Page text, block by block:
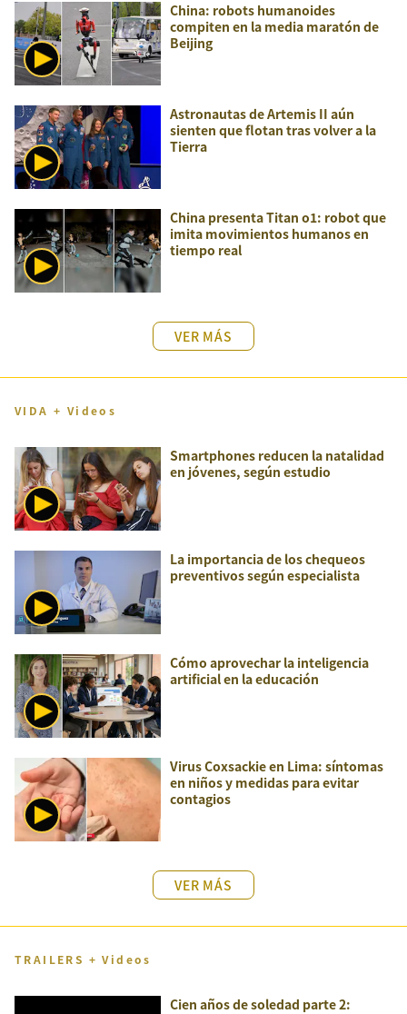
China: robots humanoides
compiten en la media maratón de
Beijing
Astronautas de Artemis II aún
sienten que flotan tras volver a la
Tierra
China presenta Titan o1: robot que
imita movimientos humanos en
tiempo real
VER MÁS
VIDA + Videos
Smartphones reducen la natalidad
en jóvenes, según estudio
La importancia de los chequeos
preventivos según especialista
Cómo aprovechar la inteligencia
artificial en la educación
Virus Coxsackie en Lima: síntomas
en niños y medidas para evitar
contagios
VER MÁS
TRAILERS + Videos
Cien años de soledad parte 2: